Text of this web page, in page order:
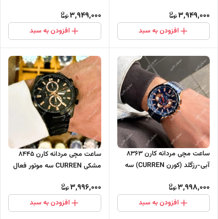
3,949,000
افزودن به سبد
3,949,000
افزودن به سبد
ساعت مچی مردانه کارن 8363
آبی-رزگلد (کورن CURREN) سه
3,998,000
افزودن به سبد
ساعت مچی مردانه کارن 8445
مشکی CURREN سه موتور فعال
3,996,000
افزودن به سبد